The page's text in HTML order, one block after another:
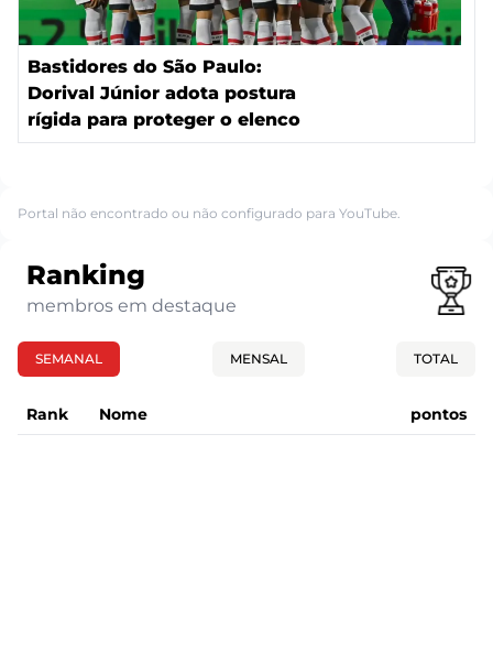
Bastidores do São Paulo:
Dorival Júnior adota postura
rígida para proteger o elenco
Portal não encontrado ou não configurado para YouTube.
Ranking
membros em destaque
SEMANAL MENSAL TOTAL
Rank Nome pontos